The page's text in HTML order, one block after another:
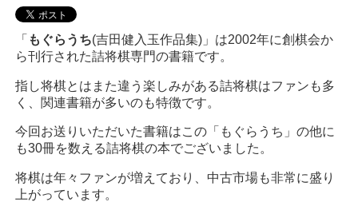
「 もぐらうち(吉田健入玉作品集)」は2002年に創棋会か
ら刊行された詰将棋専門の書籍です。
指し将棋とはまた違う楽しみがある詰将棋はファンも多
く、関連書籍が多いのも特徴です。
今回お送りいただいた書籍はこの「もぐらうち」の他に
も30冊を数える詰将棋の本でございました。
将棋は年々ファンが増えており、中古市場も非常に盛り
上がっています。